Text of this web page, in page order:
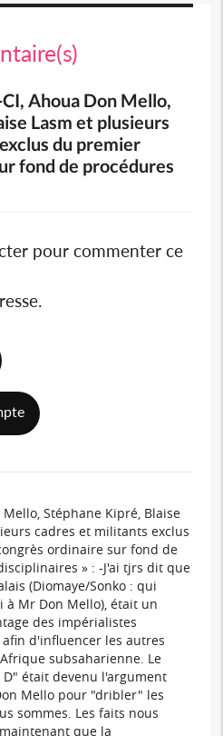
Ahoua Don Mello,
Lasm et plusieurs
du premier
fond de procédures
pour commenter ce
Mello, Stéphane Kipré, Blaise
cadres et militants exclus
ordinaire sur fond de
» : -J'ai tjrs dit que
(Diomaye/Sonko : qui
à Mr Don Mello), était un
des impérialistes
d'influencer les autres
subsaharienne. Le
D" était devenu l'argument
Mello pour "dribler" les
sommes. Les faits nous
que la